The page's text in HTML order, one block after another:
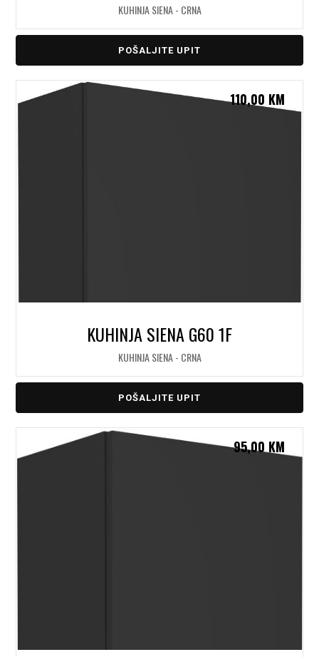
KUHINJA SIENA - CRNA
POŠALJITE UPIT
KUHINJA SIENA G60 1F
KUHINJA SIENA - CRNA
110,00 KM
POŠALJITE UPIT
95,00 KM